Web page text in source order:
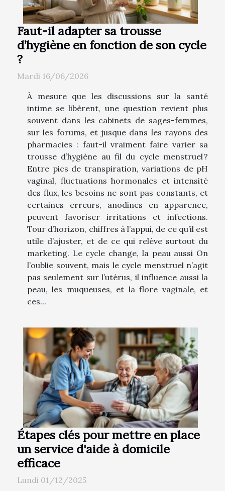
Faut-il adapter sa trousse
d’hygiène en fonction de son cycle
?
Mardi 16/06/2026
À mesure que les discussions sur la santé
intime se libèrent, une question revient plus
souvent dans les cabinets de sages-femmes,
sur les forums, et jusque dans les rayons des
pharmacies : faut-il vraiment faire varier sa
trousse d’hygiène au fil du cycle menstruel ?
Entre pics de transpiration, variations de pH
vaginal, fluctuations hormonales et intensité
des flux, les besoins ne sont pas constants, et
certaines erreurs, anodines en apparence,
peuvent favoriser irritations et infections.
Tour d’horizon, chiffres à l’appui, de ce qu’il est
utile d’ajuster, et de ce qui relève surtout du
marketing. Le cycle change, la peau aussi On
l’oublie souvent, mais le cycle menstruel n’agit
pas seulement sur l’utérus, il influence aussi la
peau, les muqueuses, et la flore vaginale, et
ces...
Étapes clés pour mettre en place
un service d'aide à domicile
efficace
Lundi 01/12/2025